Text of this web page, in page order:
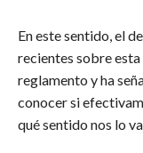
En este sentido, el
recientes sobre
reglamento y ha
conocer si
qué sentido nos lo